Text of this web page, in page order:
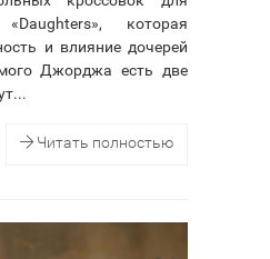
которая
и влияние дочерей
Джорджа есть две
Читать полностью